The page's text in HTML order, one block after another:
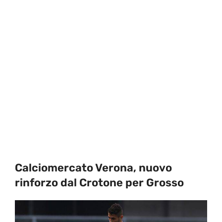
Calciomercato Verona, nuovo
rinforzo dal Crotone per Grosso